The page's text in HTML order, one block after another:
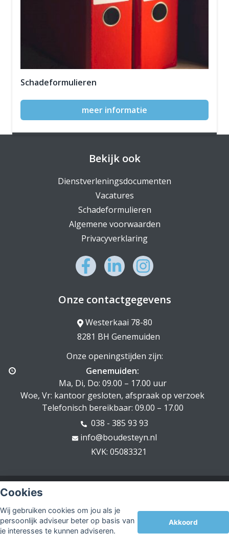
Cookies
Wij gebruiken cookies om jou als je
persoonlijk adviseur beter op basis van
je interesses te kunnen adviseren.
Akkoord
Schadeformulieren
meer informatie
Bekijk ook
Dienstverleningsdocumenten
Vacatures
Schadeformulieren
Algemene voorwaarden
Privacyverklaring
Onze contactgegevens
Westerkaai 78-80
8281 BH Genemuiden
Onze openingstijden zijn:
Genemuiden:
Ma, Di, Do: 09.00 – 17.00 uur
Woe, Vr: kantoor gesloten, afspraak op verzoek
Telefonisch bereikbaar: 09.00 – 17.00
038 - 385 93 93
info@boudesteyn.nl
KVK: 05083321
Sitemap
Disclaimer